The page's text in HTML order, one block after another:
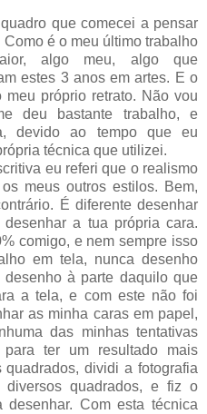
que comecei a pensar
é o meu último trabalho
algo meu, algo que
estes 3 anos em artes. E o
próprio retrato. Não vou
deu bastante trabalho, e
devido ao tempo que eu
técnica que utilizei.
eu referi que o realismo
meus outros estilos. Bem,
É diferente desenhar
a tua própria cara.
comigo, e nem sempre isso
em tela, nunca desenho
à parte daquilo que
a tela, e com este não foi
as minha caras em papel,
das minhas tentativas
para ter um resultado mais
dividi a fotografia
quadrados, e fiz o
Com esta técnica